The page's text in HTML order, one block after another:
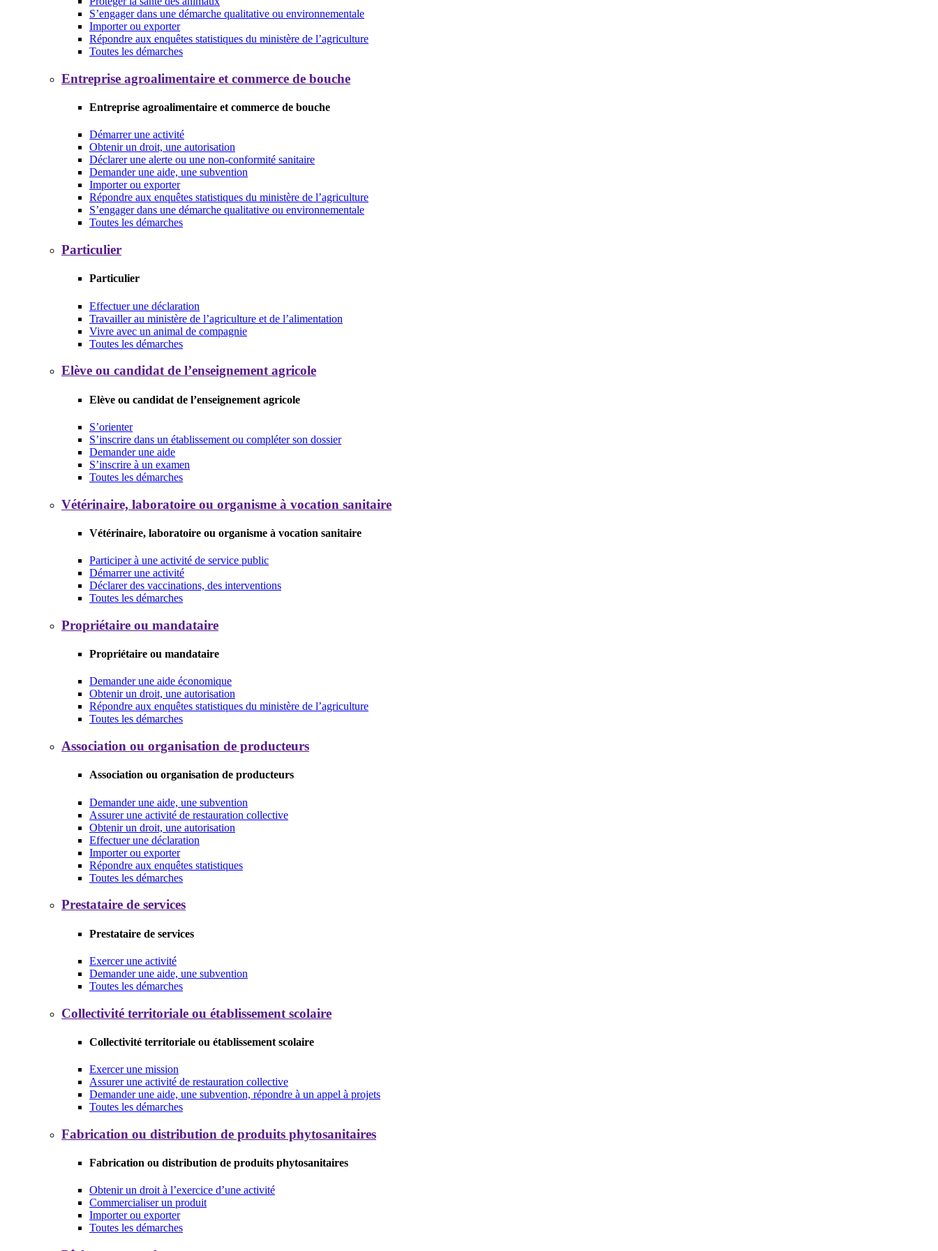
S’engager dans une démarche qualitative ou environnementale
Importer ou exporter
Répondre aux enquêtes statistiques du ministère de l’agriculture
Toutes les démarches
Entreprise agroalimentaire et commerce de bouche
Entreprise agroalimentaire et commerce de bouche
Démarrer une activité
Obtenir un droit, une autorisation
Déclarer une alerte ou une non-conformité sanitaire
Demander une aide, une subvention
Importer ou exporter
Répondre aux enquêtes statistiques du ministère de l’agriculture
S’engager dans une démarche qualitative ou environnementale
Toutes les démarches
Particulier
Particulier
Effectuer une déclaration
Travailler au ministère de l’agriculture et de l’alimentation
Vivre avec un animal de compagnie
Toutes les démarches
Elève ou candidat de l’enseignement agricole
Elève ou candidat de l’enseignement agricole
S’orienter
S’inscrire dans un établissement ou compléter son dossier
Demander une aide
S’inscrire à un examen
Toutes les démarches
Vétérinaire, laboratoire ou organisme à vocation sanitaire
Vétérinaire, laboratoire ou organisme à vocation sanitaire
Participer à une activité de service public
Démarrer une activité
Déclarer des vaccinations, des interventions
Toutes les démarches
Propriétaire ou mandataire
Propriétaire ou mandataire
Demander une aide économique
Obtenir un droit, une autorisation
Répondre aux enquêtes statistiques du ministère de l’agriculture
Toutes les démarches
Association ou organisation de producteurs
Association ou organisation de producteurs
Demander une aide, une subvention
Assurer une activité de restauration collective
Obtenir un droit, une autorisation
Effectuer une déclaration
Importer ou exporter
Répondre aux enquêtes statistiques
Toutes les démarches
Prestataire de services
Prestataire de services
Exercer une activité
Demander une aide, une subvention
Toutes les démarches
Collectivité territoriale ou établissement scolaire
Collectivité territoriale ou établissement scolaire
Exercer une mission
Assurer une activité de restauration collective
Demander une aide, une subvention, répondre à un appel à projets
Toutes les démarches
Fabrication ou distribution de produits phytosanitaires
Fabrication ou distribution de produits phytosanitaires
Obtenir un droit à l’exercice d’une activité
Commercialiser un produit
Importer ou exporter
Toutes les démarches